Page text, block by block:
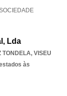
Lda
TONDELA, VISEU
às